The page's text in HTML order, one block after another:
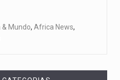
Mundo, Africa News,